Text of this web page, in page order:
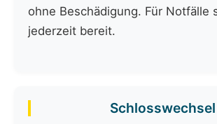
ohne Beschädigung. Für Notfälle
jederzeit bereit.
Schlosswechsel